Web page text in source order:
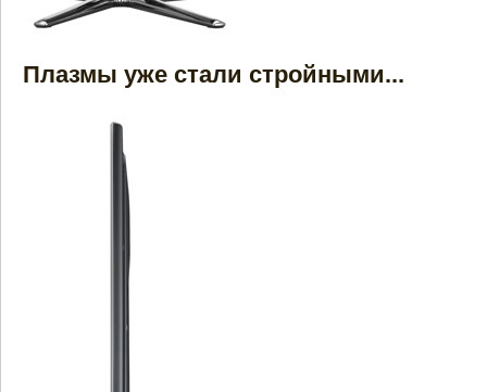
Плазмы уже стали стройными...